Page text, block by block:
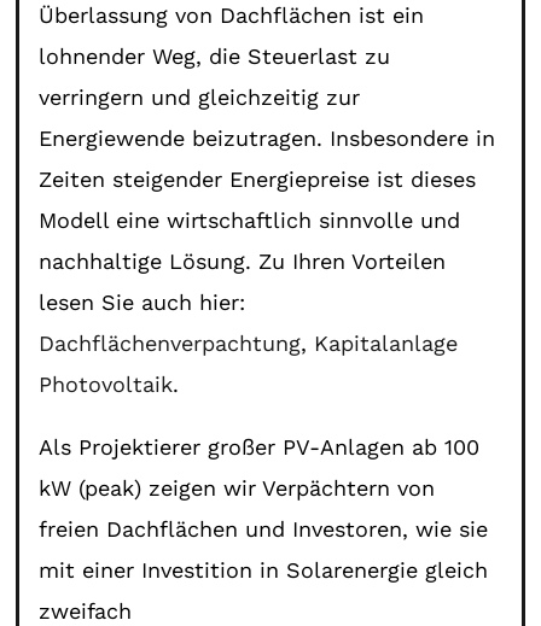
Überlassung von Dachflächen ist ein
lohnender Weg, die Steuerlast zu
verringern und gleichzeitig zur
Energiewende beizutragen. Insbesondere in
Zeiten steigender Energiepreise ist dieses
Modell eine wirtschaftlich sinnvolle und
nachhaltige Lösung. Zu Ihren Vorteilen
lesen Sie auch hier:
Dachflächenverpachtung, Kapitalanlage
Photovoltaik.
Als Projektierer großer PV-Anlagen ab 100
kW (peak) zeigen wir Verpächtern von
freien Dachflächen und Investoren, wie sie
mit einer Investition in Solarenergie gleich
zweifach